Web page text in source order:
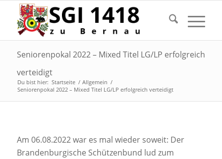
Seniorenpokal 2022 – Mixed Titel LG/LP erfolgreich
verteidigt
Du bist hier: Startseite / Allgemein /
Seniorenpokal 2022 – Mixed Titel LG/LP erfolgreich verteidigt
Am 06.08.2022 war es mal wieder soweit: Der
Brandenburgische Schützenbund lud zum